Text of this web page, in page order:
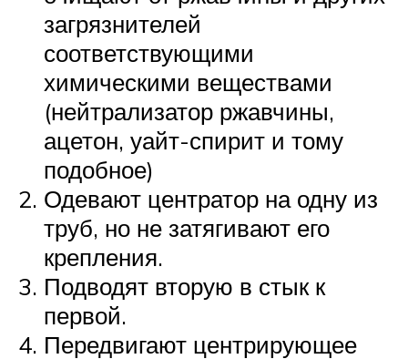
загрязнителей
соответствующими
химическими веществами
(нейтрализатор ржавчины,
ацетон, уайт-спирит и тому
подобное)
Одевают центратор на одну из
труб, но не затягивают его
крепления.
Подводят вторую в стык к
первой.
Передвигают центрирующее